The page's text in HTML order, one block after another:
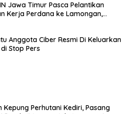
Jawa Timur Pasca Pelantikan
Kerja Perdana ke Lamongan,
Anggota Ciber Resmi Di Keluarkan
Stop Pers
Kepung Perhutani Kediri, Pasang